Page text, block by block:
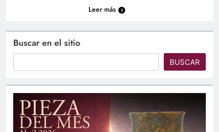
Leer más
Buscar en el sitio
BUSCAR